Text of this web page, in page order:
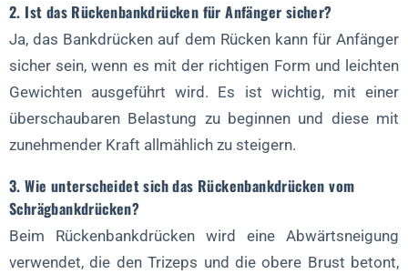
2. Ist das Rückenbankdrücken für Anfänger sicher?
Ja, das Bankdrücken auf dem Rücken kann für Anfänger
sicher sein, wenn es mit der richtigen Form und leichten
Gewichten ausgeführt wird. Es ist wichtig, mit einer
überschaubaren Belastung zu beginnen und diese mit
zunehmender Kraft allmählich zu steigern.
3. Wie unterscheidet sich das Rückenbankdrücken vom
Schrägbankdrücken?
Beim Rückenbankdrücken wird eine Abwärtsneigung
verwendet, die den Trizeps und die obere Brust betont,